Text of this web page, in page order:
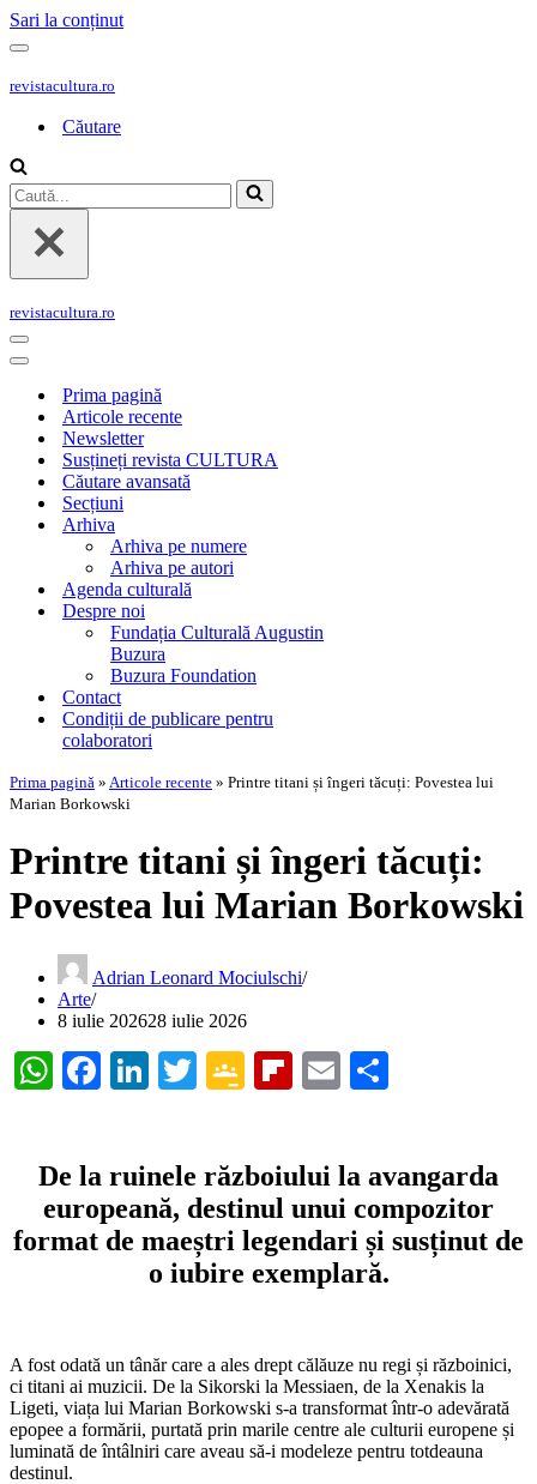
Sari la conținut
Meniu
navigare
revistacultura.ro
Căutare
Caută...
revistacultura.ro
Meniu
de
Meniu
navigarePrima pagină
Articole recente
Newsletter
Susțineți revista CULTURA
Căutare avansată
Secțiuni
Arhiva
Arhiva pe numere
Arhiva pe autori
Agenda culturală
Despre noi
Fundația Culturală Augustin
Buzura
Buzura Foundation
Contact
Condiții de publicare pentru
colaboratori
Prima pagină » Articole recente » Printre titani și îngeri tăcuți: Povestea lui
Marian Borkowski
Printre titani și îngeri tăcuți:
Povestea lui Marian Borkowski
Adrian Leonard Mociulschi
Arte
8 iulie 202628 iulie 2026
WhatsApp
Facebook
LinkedIn
TwitterGoogleFlipboard
Email
De la ruinele războiului la avangarda
europeană, destinul unui compozitor
format de maeștri legendari și susținut de
o iubire exemplară.
A fost odată un tânăr care a ales drept călăuze nu regi și războinici,
ci titani ai muzicii. De la Sikorski la Messiaen, de la Xenakis la
Ligeti, viața lui Marian Borkowski s-a transformat într-o adevărată
epopee a formării, purtată prin marile centre ale culturii europene și
luminată de întâlniri care aveau să-i modeleze pentru totdeauna
destinul.